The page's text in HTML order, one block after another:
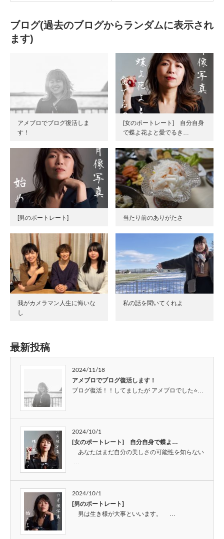
ブログ(過去のブログからランダムに表示され
ます)
アメブロでブログ復活しま
す！
[女のポートレート] 自分自身
で蝶よ花よと愛でるき…
[男のポートレート] 当たり前のありがたさ
我がカメラマン人生に悔いな
し
私の話を聞いてくれよ
最新投稿
2024/11/18
アメブロでブログ復活します！
ブログ復活！！してましたが アメブロでした⭐…
2024/10/1
[女のポートレート] 自分自身で蝶よ…
あなたはまだ自分の美しさの可能性を知らない
…
2024/10/1
[男のポートレート]
男は生き様が大事といいます。 …